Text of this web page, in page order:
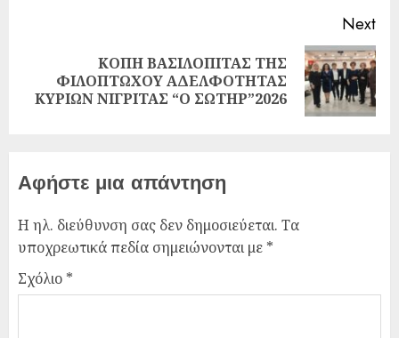
Next
ΚΟΠΗ ΒΑΣΙΛΟΠΙΤΑΣ ΤΗΣ
ΦΙΛΟΠΤΩΧΟΥ ΑΔΕΛΦΟΤΗΤΑΣ
ΚΥΡΙΩΝ ΝΙΓΡΙΤΑΣ “Ο ΣΩΤΗΡ”2026
Αφήστε μια απάντηση
Η ηλ. διεύθυνση σας δεν δημοσιεύεται. Τα
υποχρεωτικά πεδία σημειώνονται με *
Σχόλιο *